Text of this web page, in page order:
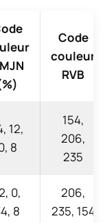
Code
couleur
RVB
12,
8
154,
206,
235
0,
8
206,
235, 154